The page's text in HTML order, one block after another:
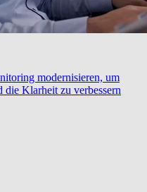
modernisieren, um
Klarheit zu verbessern